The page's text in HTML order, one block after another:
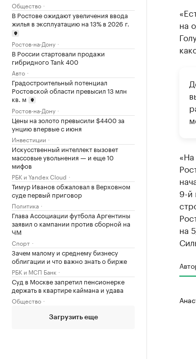
Общество
В Ростове ожидают увеличения ввода
жилья в эксплуатацию на 13% в 2026 г.
Ростов-на-Дону
В России стартовали продажи
гибридного Tank 400
Авто
Градостроительный потенциал
Ростовской области превысил 13 млн
кв. м
Ростов-на-Дону
Цены на золото превысили $4400 за
унцию впервые с июня
Инвестиции
Искусственный интеллект вызовет
массовые увольнения — и еще 10
мифов
РБК и Yandex Cloud
Тимур Иванов обжаловал в Верховном
суде первый приговор
Политика
Глава Ассоциации футбола Аргентины
заявил о кампании против сборной на
ЧМ
Спорт
Зачем малому и среднему бизнесу
облигации и что важно знать о бирже
РБК и МСП Банк
Суд в Москве запретил пенсионерке
держать в квартире каймана и удава
Общество
Загрузить еще
на
9-й
на